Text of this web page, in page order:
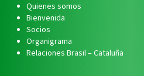
Quienes somos
Bienvenida
Socios
Organigrama
Relaciones Brasil – Cataluña